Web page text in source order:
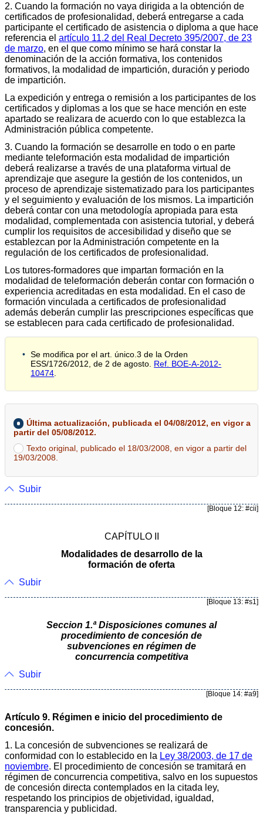
2. Cuando la formación no vaya dirigida a la obtención de
certificados de profesionalidad, deberá entregarse a cada
participante el certificado de asistencia o diploma a que hace
referencia el artículo 11.2 del Real Decreto 395/2007, de 23
de marzo, en el que como mínimo se hará constar la
denominación de la acción formativa, los contenidos
formativos, la modalidad de impartición, duración y periodo
de impartición.
La expedición y entrega o remisión a los participantes de los
certificados y diplomas a los que se hace mención en este
apartado se realizara de acuerdo con lo que establezca la
Administración pública competente.
3. Cuando la formación se desarrolle en todo o en parte
mediante teleformación esta modalidad de impartición
deberá realizarse a través de una plataforma virtual de
aprendizaje que asegure la gestión de los contenidos, un
proceso de aprendizaje sistematizado para los participantes
y el seguimiento y evaluación de los mismos. La impartición
deberá contar con una metodología apropiada para esta
modalidad, complementada con asistencia tutorial, y deberá
cumplir los requisitos de accesibilidad y diseño que se
establezcan por la Administración competente en la
regulación de los certificados de profesionalidad.
Los tutores-formadores que impartan formación en la
modalidad de teleformación deberán contar con formación o
experiencia acreditadas en esta modalidad. En el caso de
formación vinculada a certificados de profesionalidad
además deberán cumplir las prescripciones específicas que
se establecen para cada certificado de profesionalidad.
Se modifica por el art. único.3 de la Orden
ESS/1726/2012, de 2 de agosto. Ref. BOE-A-2012-
10474.
Última actualización, publicada el 04/08/2012, en vigor a
partir del 05/08/2012.
Texto original, publicado el 18/03/2008, en vigor a partir del
19/03/2008.
Subir
[Bloque 12: #cii]
CAPÍTULO II
Modalidades de desarrollo de la
formación de oferta
Subir
[Bloque 13: #s1]
Seccion 1.ª Disposiciones comunes al
procedimiento de concesión de
subvenciones en régimen de
concurrencia competitiva
Subir
[Bloque 14: #a9]
Artículo 9. Régimen e inicio del procedimiento de
concesión.
1. La concesión de subvenciones se realizará de
conformidad con lo establecido en la Ley 38/2003, de 17 de
noviembre. El procedimiento de concesión se tramitará en
régimen de concurrencia competitiva, salvo en los supuestos
de concesión directa contemplados en la citada ley,
respetando los principios de objetividad, igualdad,
transparencia y publicidad.